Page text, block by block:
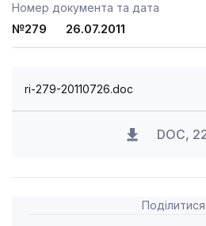
Номер документа та дата
№279 26.07.2011
ri-279-20110726.doc
DOC,
Поділитися: